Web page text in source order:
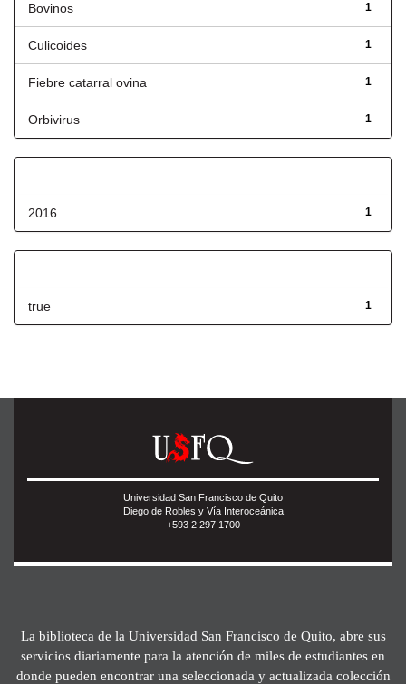
1
Bovinos
1
Culicoides
1
Fiebre catarral ovina
1
Orbivirus
1
2016
1
true
Universidad San Francisco de Quito
Diego de Robles y Vía Interoceánica
+593 2 297 1700
La biblioteca de la Universidad San Francisco de Quito, abre sus
servicios diariamente para la atención de miles de estudiantes en
donde pueden encontrar una seleccionada y actualizada colección